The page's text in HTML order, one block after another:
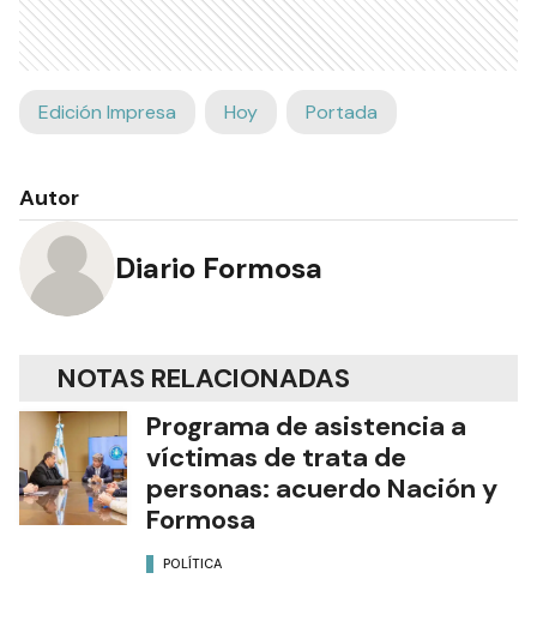
Edición Impresa Hoy Portada
Autor
Diario Formosa
NOTAS RELACIONADAS
Programa de asistencia a
víctimas de trata de
personas: acuerdo Nación y
Formosa
POLÍTICA